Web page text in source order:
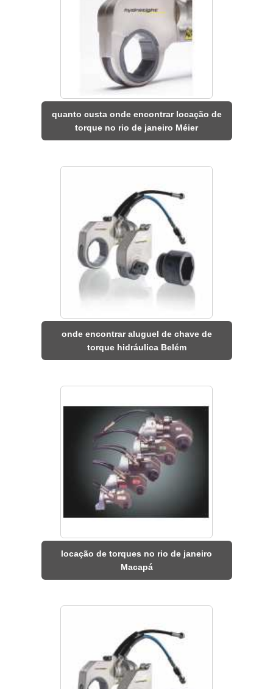
quanto custa onde encontrar locação de
torque no rio de janeiro Méier
onde encontrar aluguel de chave de
torque hidráulica Belém
locação de torques no rio de janeiro
Macapá